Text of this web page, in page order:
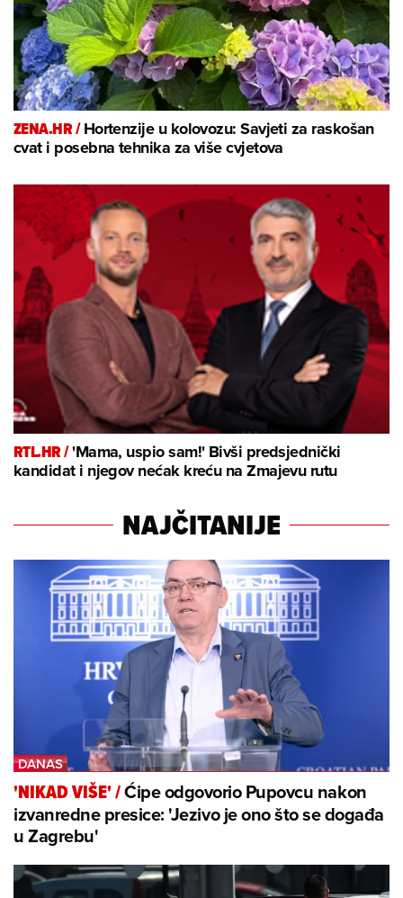
ZENA.HR /Hortenzije u kolovozu: Savjeti za raskošan
cvat i posebna tehnika za više cvjetova
RTL.HR /'Mama, uspio sam!' Bivši predsjednički
kandidat i njegov nećak kreću na Zmajevu rutu
NAJČITANIJE
'NIKAD VIŠE'/Ćipe odgovorio Pupovcu nakon
izvanredne presice: 'Jezivo je ono što se događa
u Zagrebu'